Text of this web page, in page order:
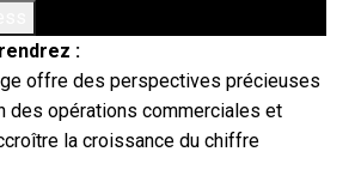
:
offre des perspectives précieuses
des opérations commerciales et
la croissance du chiffre